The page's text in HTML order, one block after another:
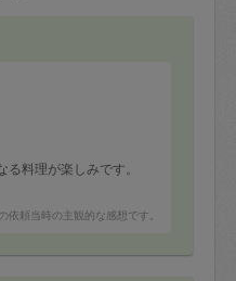
料理が楽しみです。
依頼当時の主観的な感想です。